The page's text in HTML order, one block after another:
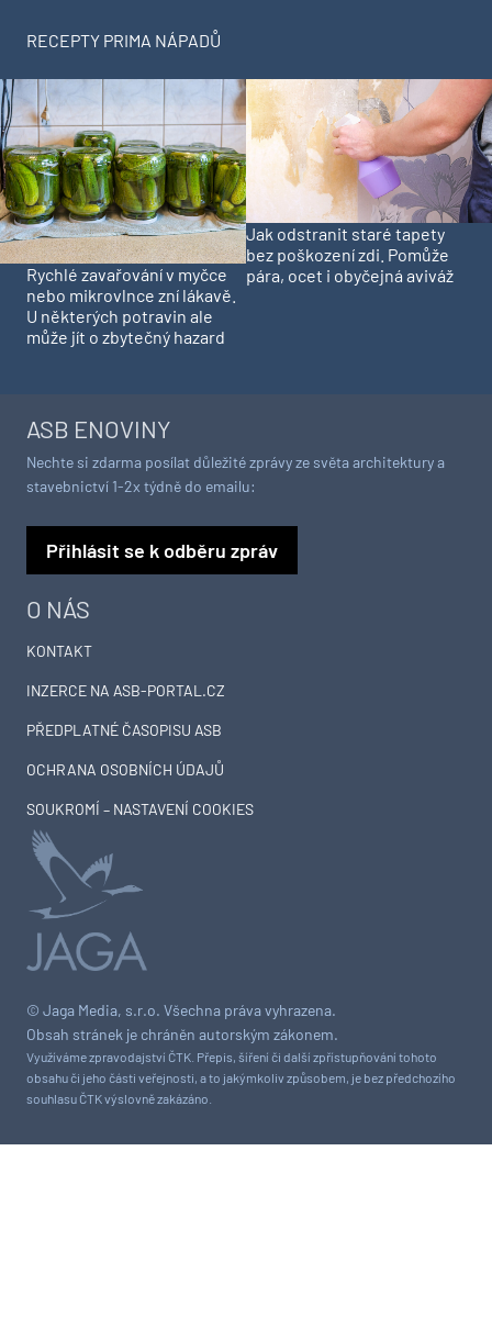
RECEPTY PRIMA NÁPADŮ
Rychlé zavařování v myčce
nebo mikrovlnce zní lákavě.
U některých potravin ale
může jít o zbytečný hazard
Jak odstranit staré tapety
bez poškození zdi. Pomůže
pára, ocet i obyčejná aviváž
© Jaga Media, s.r.o. Všechna práva vyhrazena.
Obsah stránek je chráněn autorským zákonem.
Využíváme zpravodajství ČTK. Přepis, šíření či další zpřístupňování tohoto
obsahu či jeho části veřejnosti, a to jakýmkoliv způsobem, je bez předchozího
souhlasu ČTK výslovně zakázáno.
O NÁS
KONTAKT
INZERCE NA ASB-PORTAL.CZ
PŘEDPLATNÉ ČASOPISU ASB
OCHRANA OSOBNÍCH ÚDAJŮ
SOUKROMÍ – NASTAVENÍ COOKIES
ASB ENOVINY
Nechte si zdarma posílat důležité zprávy ze světa architektury a
stavebnictví 1-2x týdně do emailu:
Přihlásit se k odběru zpráv